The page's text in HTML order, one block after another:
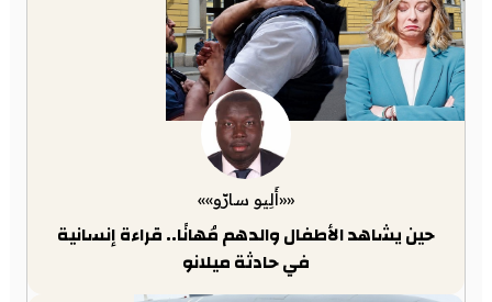
««أَلِيو سارّو»»
حين يشاهد الأطفال والدهم مُهانًا.. قراءة إنسانية
في حادثة ميلانو